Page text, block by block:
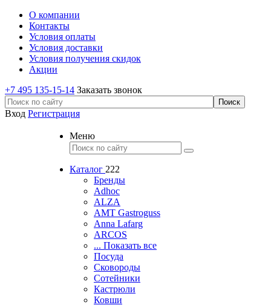
О компании
Контакты
Условия оплаты
Условия доставки
Условия получения скидок
Акции
+7 495 135-15-14 Заказать звонок
Вход Регистрация
Меню
Каталог 222
Бренды
Adhoc
ALZA
AMT Gastroguss
Anna Lafarg
ARCOS
... Показать все
Посуда
Сковороды
Сотейники
Кастрюли
Ковши